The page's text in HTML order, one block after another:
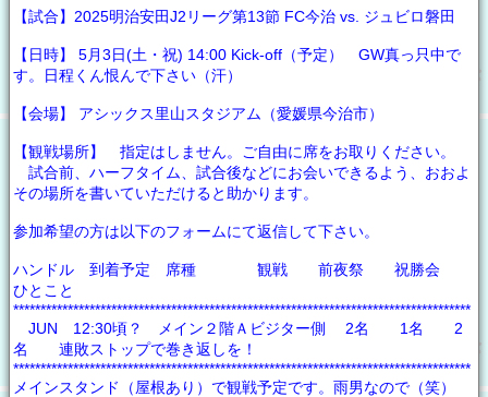
【試合】2025明治安田J2リーグ第13節 FC今治 vs. ジュビロ磐田
【日時】 5月3日(土・祝) 14:00 Kick-off（予定） GW真っ只中で
す。日程くん恨んで下さい（汗）
【会場】 アシックス里山スタジアム（愛媛県今治市）
【観戦場所】 指定はしません。ご自由に席をお取りください。
試合前、ハーフタイム、試合後などにお会いできるよう、おおよ
その場所を書いていただけると助かります。
参加希望の方は以下のフォームにて返信して下さい。
ハンドル 到着予定 席種 観戦 前夜祭 祝勝会
ひとこと
************************************************************************************
JUN 12:30頃？ メイン２階Ａビジター側 2名 1名 2
名 連敗ストップで巻き返しを！
************************************************************************************
メインスタンド（屋根あり）で観戦予定です。雨男なので（笑）